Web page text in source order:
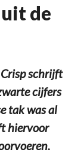
de
schrijft
cijfers
tak was al
hiervoor